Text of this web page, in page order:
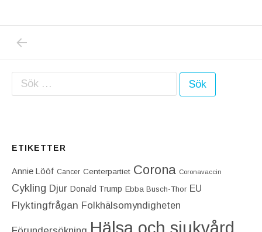
Inläggsnavigering
Sök efter:
ETIKETTER
Annie Lööf Cancer Centerpartiet‎ Corona Coronavaccin
Cykling Djur Donald Trump Ebba Busch-Thor EU
Flyktingfrågan Folkhälsomyndigheten
Hälsa och sjukvård